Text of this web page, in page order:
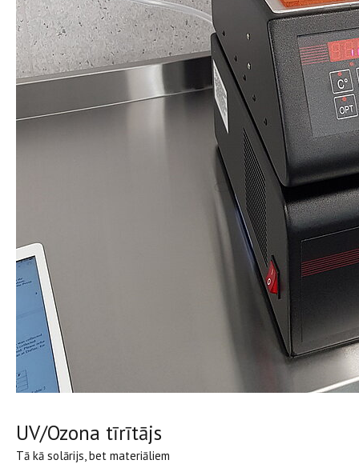
UV/Ozona tīrītājs
Tā kā solārijs, bet materiāliem